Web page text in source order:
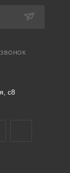
ЗВОНОК
с8